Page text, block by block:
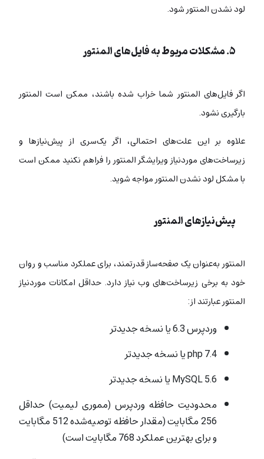
لود نشدن المنتور شود.
۵. مشکلات مربوط به فایل‌های المنتور
اگر فایل‌های المنتور شما خراب شده باشند، ممکن است المنتور
بارگیری نشود.
علاوه بر این علت‌های احتمالی، اگر یک‌سری از پیش‌نیازها و
زیرساخت‌های موردنیاز ویرایشگر المنتور را فراهم نکنید ممکن است
با مشکل لود نشدن المنتور مواجه شوید.
پیش‌نیازهای المنتور
المنتور به‌عنوان یک صفحه‌ساز قدرتمند، برای عملکرد مناسب و روان
خود به برخی زیرساخت‌های وب نیاز دارد. حداقل امکانات موردنیاز
المنتور عبارتند از:
وردپرس 6.3 یا نسخه جدیدتر
php 7.4 یا نسخه جدیدتر
MySQL 5.6 یا نسخه جدیدتر
محدودیت حافظه وردپرس (مموری لیمیت) حداقل
256 مگابایت (مقدار حافظه توصیه‌شده 512 مگابایت
و برای بهترین عملکرد 768 مگابایت است)